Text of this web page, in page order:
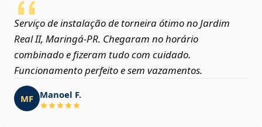
Serviço de instalação de torneira ótimo no Jardim
Real II, Maringá‑PR. Chegaram no horário
combinado e fizeram tudo com cuidado.
Funcionamento perfeito e sem vazamentos.
MF Manoel F.